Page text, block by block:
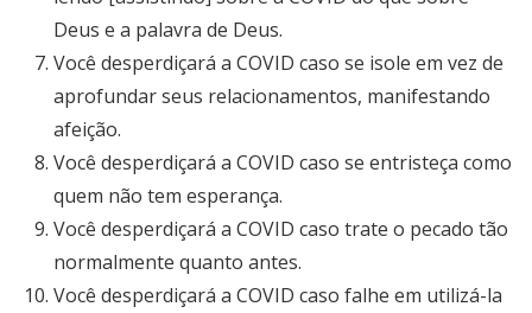
Deus e a palavra de Deus.
Você desperdiçará a COVID caso se isole em vez de
aprofundar seus relacionamentos, manifestando
afeição.
Você desperdiçará a COVID caso se entristeça como
quem não tem esperança.
Você desperdiçará a COVID caso trate o pecado tão
normalmente quanto antes.
Você desperdiçará a COVID caso falhe em utilizá-la